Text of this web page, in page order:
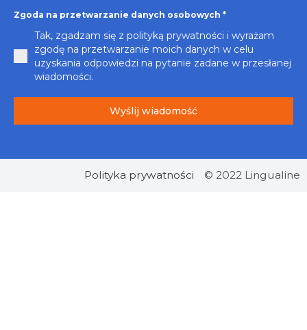
Zgoda na przetwarzanie danych osobowych *
Tak, zgadzam się z polityką prywatności i wyrażam
zgodę na przetwarzanie moich danych w celu
uzyskania odpowiedzi na pytanie zadane w przesłanej
wiadomości.
Wyślij wiadomość
Polityka prywatności © 2022 Lingualine